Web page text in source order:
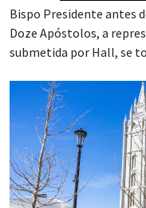
Bispo Presidente antes
Doze Apóstolos, a
submetida por Hall, se